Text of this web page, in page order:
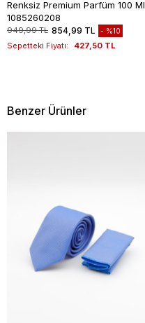
Renksiz Premium Parfüm 100 Ml
1085260208
949,99 TL 854,99 TL %10
Sepetteki Fiyatı: 427,50 TL
Benzer Ürünler